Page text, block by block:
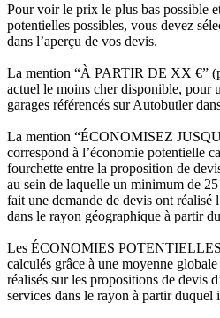
Pour voir le prix le plus bas possible
potentielles possibles, vous devez
dans l’aperçu de vos devis.
La mention “À PARTIR DE XX €”
actuel le moins cher disponible, pour
garages référencés sur Autobutler
La mention “ÉCONOMISEZ
correspond à l’économie potentielle
fourchette entre la proposition de
au sein de laquelle un minimum de
fait une demande de devis ont réalisé
dans le rayon géographique à partir
Les ÉCONOMIES
calculés grâce à une moyenne
réalisés sur les propositions de devis
services dans le rayon à partir duquel